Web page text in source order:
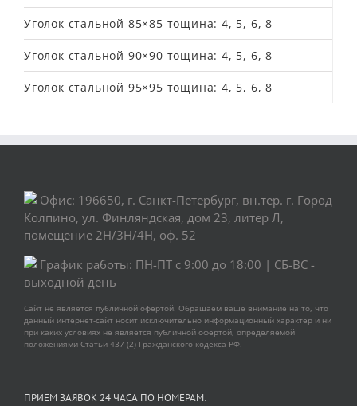
Уголок стальной 85×85 тощина: 4, 5, 6, 8
Уголок стальной 90×90 тощина: 4, 5, 6, 8
Уголок стальной 95×95 тощина: 4, 5, 6, 8
Офис: 196650, г. Санкт-Петербург, вн.тер. г. Город
Колпино, ул. Финляндская, дом 23, литер Л,
помещение 2Н/3Н/4Н, оф. 52
График работы: ПН-ПТ с 9:00 до 18:00 | СБ-ВС -
выходной день
Сайт не является публичной офертой. Обращаем ваше внимание на то, что
данный интернет-сайт носит исключительно информационный характер и ни
при каких условиях не является публичной офертой, определяемой
положениями Статьи 437 (2) Гражданского кодекса РФ.
ПРИЕМ ЗАЯВОК 24 ЧАСА ПО НОМЕРАМ: